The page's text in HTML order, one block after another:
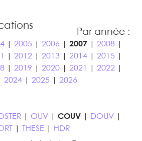
Par année :
| 2005| 2006 2007| 2008|
2012| 2013| 2014| 2015|
| 2019 2020| 2021 2022|
2024| 2025| 2026
OUV COUV DOUV
THESE HDR